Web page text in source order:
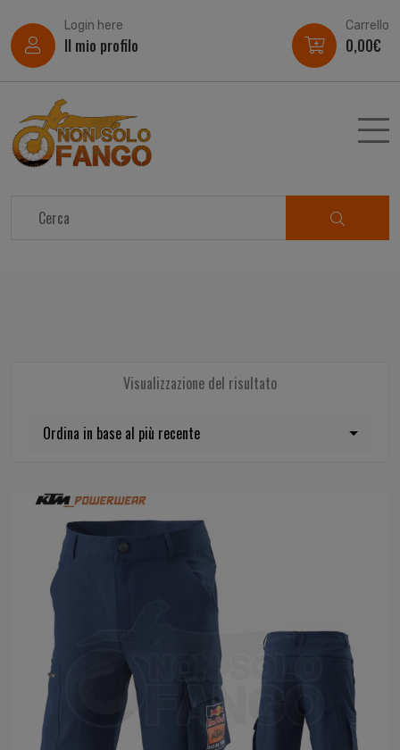
Login here
Il mio profilo
Carrello
0,00€
Visualizzazione del risultato